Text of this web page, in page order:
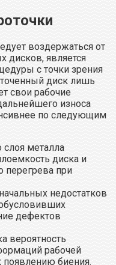
воздержаться от
дисков, является
с точки зрения
диск лишь
свои рабочие
износа
по следующим
слоя металла
диска и
перегрева при
недостатков
дефектов
вероятность
рабочей
появлению биения.